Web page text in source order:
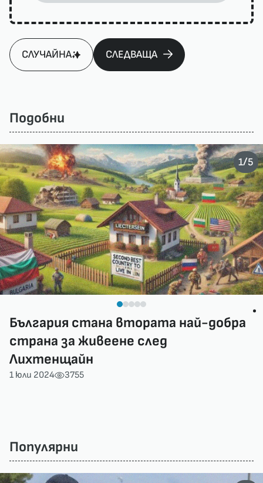
СЛУЧАЙНА СЛЕДВАЩА
Подобни
България стана втората най-добра
страна за живеене след
Лихтенщайн
1 юли 2024 3755
1/5
Популярни